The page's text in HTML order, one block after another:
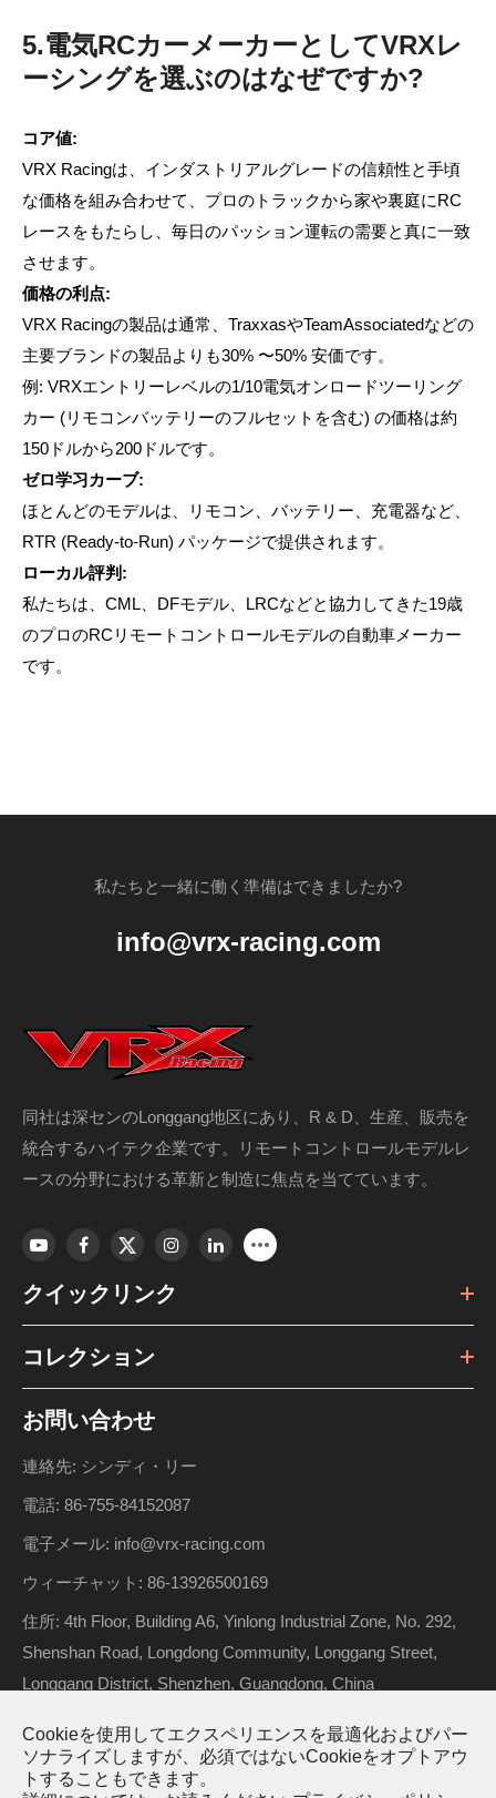
5.電気RCカーメーカーとしてVRXレ
ーシングを選ぶのはなぜですか?
コア値:
VRX Racingは、インダストリアルグレードの信頼性と手頃
な価格を組み合わせて、プロのトラックから家や裏庭にRC
レースをもたらし、毎日のパッション運転の需要と真に一致
させます。
価格の利点:
VRX Racingの製品は通常、TraxxasやTeamAssociatedなどの
主要ブランドの製品よりも30% 〜50% 安価です。
例: VRXエントリーレベルの1/10電気オンロードツーリング
カー (リモコンバッテリーのフルセットを含む) の価格は約
150ドルから200ドルです。
ゼロ学习カーブ:
ほとんどのモデルは、リモコン、バッテリー、充電器など、
RTR (Ready-to-Run) パッケージで提供されます。
ローカル評判:
私たちは、CML、DFモデル、LRCなどと協力してきた19歳
のプロのRCリモートコントロールモデルの自動車メーカー
です。
私たちと一緒に働く準備はできましたか?
info@vrx-racing.com
同社は深センのLonggang地区にあり、R & D、生産、販売を
統合するハイテク企業です。リモートコントロールモデルレ
ースの分野における革新と制造に焦点を当てています。
クイックリンク
コレクション
お問い合わせ
連絡先: シンディ・リー
電話: 86-755-84152087
電子メール: info@vrx-racing.com
ウィーチャット: 86-13926500169
住所: 4th Floor, Building A6, Yinlong Industrial Zone, No. 292,
Shenshan Road, Longdong Community, Longgang Street,
Longgang District, Shenzhen, Guangdong, China
著作権 © Riverhobby Tech (Shenzhen) Co., Ltd.
Cookieを使用してエクスペリエンスを最適化およびパー
ソナライズしますが、必須ではないCookieをオプトアウ
トすることもできます。